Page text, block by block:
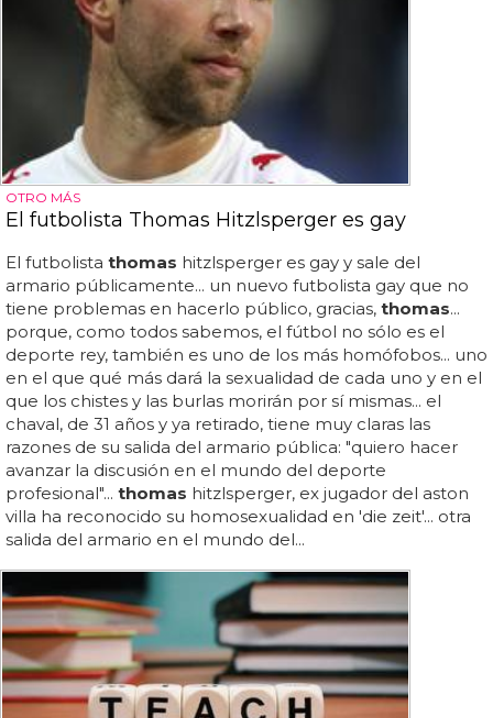
OTRO MÁS
El futbolista Thomas Hitzlsperger es gay
El futbolista thomas hitzlsperger es gay y sale del
armario públicamente... un nuevo futbolista gay que no
tiene problemas en hacerlo público, gracias, thomas...
porque, como todos sabemos, el fútbol no sólo es el
deporte rey, también es uno de los más homófobos... uno
en el que qué más dará la sexualidad de cada uno y en el
que los chistes y las burlas morirán por sí mismas... el
chaval, de 31 años y ya retirado, tiene muy claras las
razones de su salida del armario pública: "quiero hacer
avanzar la discusión en el mundo del deporte
profesional"... thomas hitzlsperger, ex jugador del aston
villa ha reconocido su homosexualidad en 'die zeit'... otra
salida del armario en el mundo del...